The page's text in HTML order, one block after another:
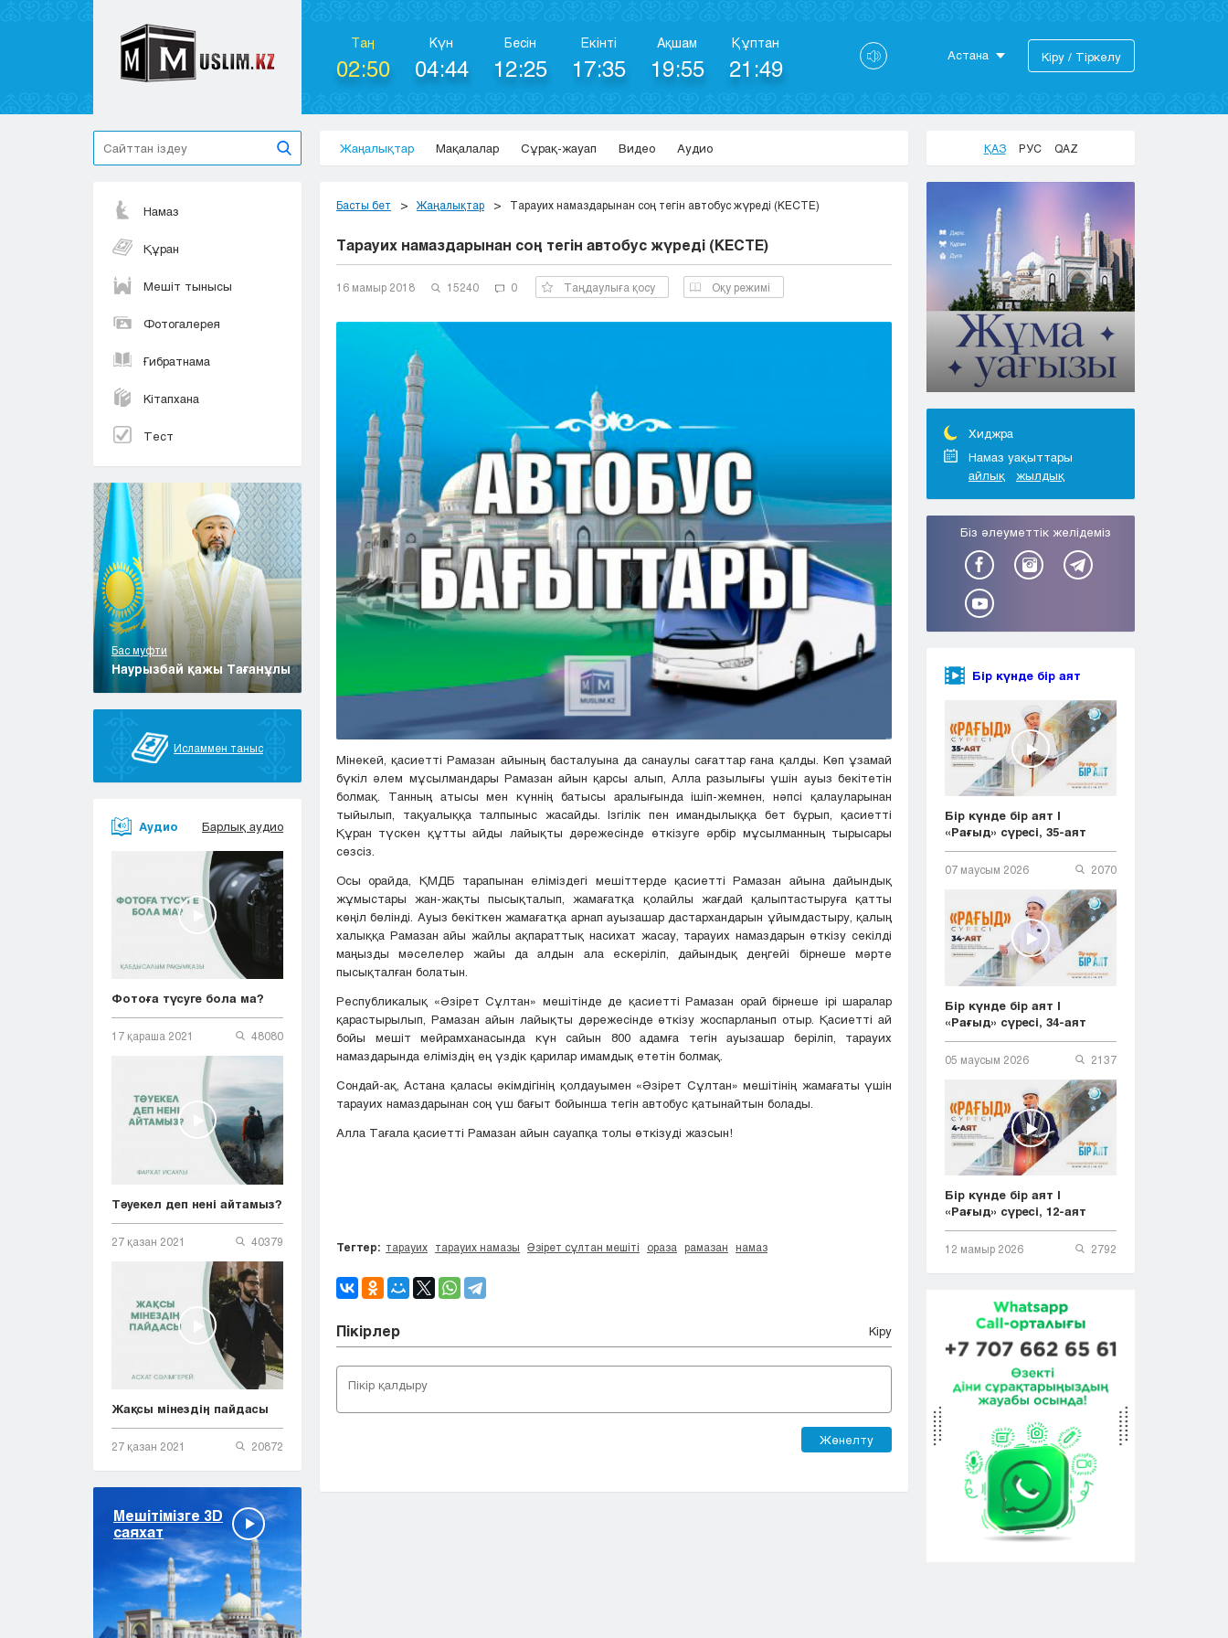
Таң
02:50
Күн
04:44
Бесін
12:25
Екінті
17:35
Ақшам
19:55
Құптан
21:49 Астана
Актобе
Караганда
Кокшетау
Костанай
Кызылорда
Павлодар
Петропавловск
Семей
Талдыкорган
Тараз
Туркестан
Уральск
Усть-Каменогорск
Шымкент
Кіру / Тіркелу
Жаңалықтар Мақалалар Сұрақ-жауап Видео Аудио ҚАЗ РУС QAZ
Намаз
Құран
Мешіт тынысы
Фотогалерея
Ғибратнама
Кітапхана
Тест
Бас муфти
Наурызбай қажы Тағанұлы
Исламмен таныс
Аудио Барлық аудио
Фотоға түсуге бола ма?
17 қараша 2021 48080
Тәуекел деп нені айтамыз?
27 қазан 2021 40379
Жақсы мінездің пайдасы
27 қазан 2021 20872
Мешітімізге 3D
саяхат
Басты бет Жаңалықтар Тарауих намаздарынан соң тегін автобус жүреді (КЕСТЕ)
Тарауих намаздарынан соң тегін автобус жүреді (КЕСТЕ)
16 мамыр 2018 15240 0 Таңдаулыға қосу Оқу режимі
Мінекей, қасиетті Рамазан айының басталуына да санаулы сағаттар ғана қалды. Көп ұзамай
бүкіл әлем мұсылмандары Рамазан айын қарсы алып, Алла разылығы үшін ауыз бекітетін
болмақ. Танның атысы мен күннің батысы аралығында ішіп-жемнен, нәпсі қалауларынан
тыйылып, тақуалыққа талпыныс жасайды. Ізгілік пен имандылыққа бет бұрып, қасиетті
Құран түскен құтты айды лайықты дәрежесінде өткізуге әрбір мұсылманның тырысары
сөзсіз.
Осы орайда, ҚМДБ тарапынан еліміздегі мешіттерде қасиетті Рамазан айына дайындық
жұмыстары жан-жақты пысықталып, жамағатқа қолайлы жағдай қалыптастыруға қатты
көңіл бөлінді. Ауыз бекіткен жамағатқа арнап ауызашар дастархандарын ұйымдастыру, қалың
халыққа Рамазан айы жайлы ақпараттық насихат жасау, тарауих намаздарын өткізу секілді
маңызды мәселелер жайы да алдын ала ескеріліп, дайындық деңгейі бірнеше мәрте
пысықталған болатын.
Республикалық «Әзірет Сұлтан» мешітінде де қасиетті Рамазан орай бірнеше ірі шаралар
қарастырылып, Рамазан айын лайықты дәрежесінде өткізу жоспарланып отыр. Қасиетті ай
бойы мешіт мейрамханасында күн сайын 800 адамға тегін ауызашар беріліп, тарауих
намаздарында еліміздің ең үздік қарилар имамдық ететін болмақ.
Сондай-ақ, Астана қаласы әкімдігінің қолдауымен «Әзірет Сұлтан» мешітінің жамағаты үшін
тарауих намаздарынан соң үш бағыт бойынша тегін автобус қатынайтын болады.
Алла Тағала қасиетті Рамазан айын сауапқа толы өткізуді жазсын!
Тегтер: тарауих тарауих намазы Әзірет сұлтан мешіті ораза рамазан намаз
Пікірлер Кіру
Жөнелту
Хиджра
Намаз уақыттары
айлық
жылдық
Біз әлеуметтік желідеміз
Бір күнде бір аят
Бір күнде бір аят |
«Рағыд» сүресі, 35-аят
07 маусым 2026 2070
Бір күнде бір аят |
«Рағыд» сүресі, 34-аят
05 маусым 2026 2137
Бір күнде бір аят |
«Рағыд» сүресі, 12-аят
12 мамыр 2026 2792